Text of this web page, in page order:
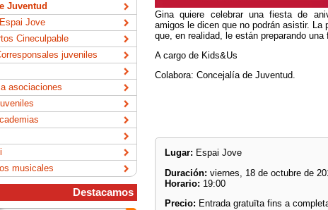
Gina quiere celebrar una fiesta de
amigos le dicen que no podrán asistir. La
que, en realidad, le están preparando una
A cargo de Kids&Us
Colabora: Concejalía de Juventud.
Lugar: Espai Jove
Duración:viernes, 18 de octubre de
Horario: 19:00
Precio: Entrada gratuïta fins a
Juventud
Jove
Cineculpable
juveniles
asociaciones
musicales
Destacamos